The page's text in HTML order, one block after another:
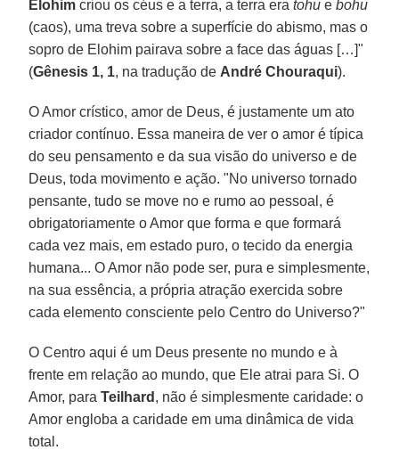
Elohim criou os céus e a terra, a terra eratohu ebohu
(caos), uma treva sobre a superfície do abismo, mas o
sopro de Elohim pairava sobre a face das águas […]"
(Gênesis 1, 1, na tradução de André Chouraqui).
O Amor crístico, amor de Deus, é justamente um ato
criador contínuo. Essa maneira de ver o amor é típica
do seu pensamento e da sua visão do universo e de
Deus, toda movimento e ação. "No universo tornado
pensante, tudo se move no e rumo ao pessoal, é
obrigatoriamente o Amor que forma e que formará
cada vez mais, em estado puro, o tecido da energia
humana... O Amor não pode ser, pura e simplesmente,
na sua essência, a própria atração exercida sobre
cada elemento consciente pelo Centro do Universo?"
O Centro aqui é um Deus presente no mundo e à
frente em relação ao mundo, que Ele atrai para Si. O
Amor, paraTeilhard , não é simplesmente caridade: o
Amor engloba a caridade em uma dinâmica de vida
total.